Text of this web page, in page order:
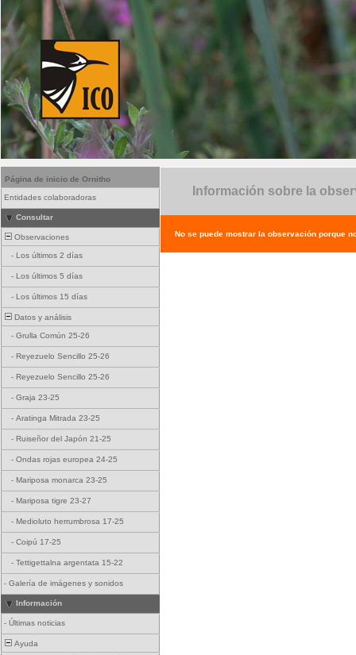
Página de inicio de Ornitho
Entidades colaboradoras
Consultar
Observaciones
- Los últimos 2 días
- Los últimos 5 días
- Los últimos 15 días
Datos y análisis
- Grulla Común 25-26
- Reyezuelo Sencillo 25-26
- Reyezuelo Sencillo 25-26
- Graja 23-25
- Aratinga Mitrada 23-25
- Ruiseñor del Japón 21-25
- Ondas rojas europea 24-25
- Mariposa monarca 23-25
- Mariposa tigre 23-27
- Medioluto herrumbrosa 17-25
- Coipú 17-25
- Tettigettalna argentata 15-22
- Galería de imágenes y sonidos
Información
- Últimas noticias
Ayuda
Información sobre la
No se puede mostrar la observación porque